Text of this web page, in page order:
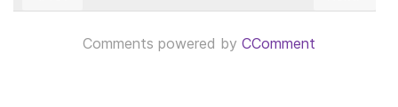
Comments powered by CComment